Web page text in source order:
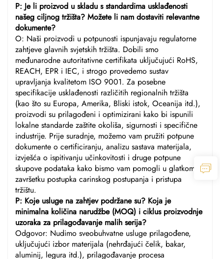
P: Je li proizvod u skladu s standardima usklađenosti
našeg ciljnog tržišta? Možete li nam dostaviti relevantne
dokumente?
O: Naši proizvodi u potpunosti ispunjavaju regulatorne
zahtjeve glavnih svjetskih tržišta. Dobili smo
međunarodne autoritativne certifikata uključujući RoHS,
REACH, EPR i IEC, i strogo provedemo sustav
upravljanja kvalitetom ISO 9001. Za posebne
specifikacije usklađenosti različitih regionalnih tržišta
(kao što su Europa, Amerika, Bliski istok, Oceanija itd.),
proizvodi su prilagođeni i optimizirani kako bi ispunili
lokalne standarde zaštite okoliša, sigurnosti i specifične
industrije. Prije suradnje, možemo vam pružiti potpune
dokumente o certificiranju, analizu sastava materijala,
izvješća o ispitivanju učinkovitosti i druge potpune
skupove podataka kako bismo vam pomogli u glatkom
završetku postupka carinskog postupanja i pristupa
tržištu.
P: Koje usluge na zahtjev podržane su? Koja je
minimalna količina narudžbe (MOQ) i ciklus proizvodnje
uzoraka za prilagođavanje malih serija?
Odgovor: Nudimo sveobuhvatne usluge prilagođene,
uključujući izbor materijala (nehrđajući čelik, bakar,
aluminij, legura itd.), prilagođavanje procesa